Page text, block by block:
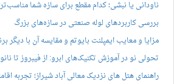
ناودانی یا نبشی؛ کدام مقطع برای سازه شما
بررسی کاربردهای لوله صنعتی در سازه‌های بزرگ
مزایا و معایب ایمپلنت بایوتم و مقایسه آن با دیگر
تحولی نو در آموزش تکنیک‌های ابرو: از فیبروز تا
راهنمای هتل های نزدیک معالی آباد شیراز؛ تجربه